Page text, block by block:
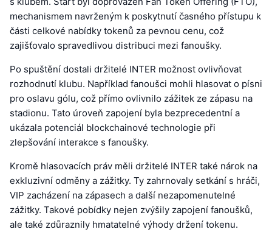
mechanismem navrženým k poskytnutí časného přístupu k
části celkové nabídky tokenů za pevnou cenu, což
zajišťovalo spravedlivou distribuci mezi fanoušky.
Po spuštění dostali držitelé INTER možnost ovlivňovat
rozhodnutí klubu. Například fanoušci mohli hlasovat o písni
pro oslavu gólu, což přímo ovlivnilo zážitek ze zápasu na
stadionu. Tato úroveň zapojení byla bezprecedentní a
ukázala potenciál blockchainové technologie při
zlepšování interakce s fanoušky.
Kromě hlasovacích práv měli držitelé INTER také nárok na
exkluzivní odměny a zážitky. Ty zahrnovaly setkání s hráči,
VIP zacházení na zápasech a další nezapomenutelné
zážitky. Takové pobídky nejen zvýšily zapojení fanoušků,
ale také zdůraznily hmatatelné výhody držení tokenu.